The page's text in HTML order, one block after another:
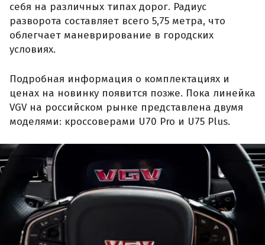
себя на различных типах дорог. Радиус
разворота составляет всего 5,75 метра, что
облегчает маневрирование в городских
условиях.
Подробная информация о комплектациях и
ценах на новинку появится позже. Пока линейка
VGV на российском рынке представлена двумя
моделями: кроссоверами U70 Pro и U75 Plus.